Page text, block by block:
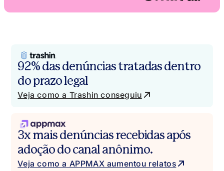
92% das denúncias tratadas dentro
do prazo legal
Veja como a Trashin conseguiu
3x mais denúncias recebidas após
adoção do canal anônimo.
Veja como a APPMAX aumentou relatos